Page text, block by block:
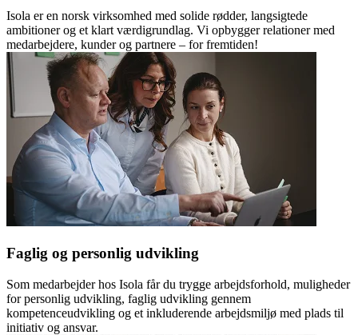
Isola er en norsk virksomhed med solide rødder, langsigtede
ambitioner og et klart værdigrundlag. Vi opbygger relationer med
medarbejdere, kunder og partnere – for fremtiden!
Faglig og personlig udvikling
Som medarbejder hos Isola får du trygge arbejdsforhold, muligheder
for personlig udvikling, faglig udvikling gennem
kompetenceudvikling og et inkluderende arbejdsmiljø med plads til
initiativ og ansvar.